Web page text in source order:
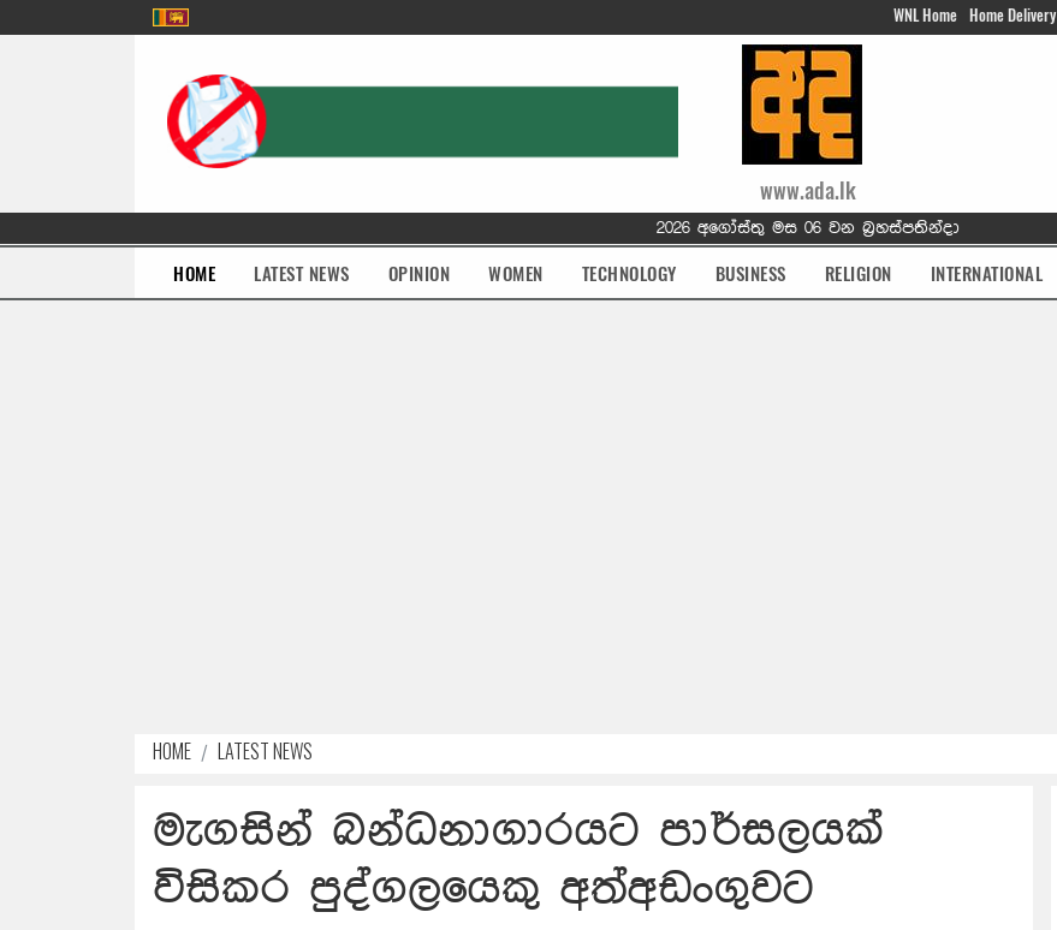
WNL Home Home Delivery
www.ada.lk
2026 අගෝස්තු මස 06 වන බ්‍රහස්පතින්දා
HOME(current)LATEST NEWS OPINION WOMEN TECHNOLOGY BUSINESS RELIGION INTERNATIONAL
HOME LATEST NEWS
මැගසින් බන්ධනාගාරයට පාර්සලයක්
විසිකර පුද්ගලයෙකු අත්අඩංගුවට